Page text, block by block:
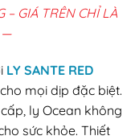
GIÁ TRÊN CHỈ LÀ
—
LY SANTE RED
mọi dịp đặc biệt.
ly Ocean không
sức khỏe. Thiết